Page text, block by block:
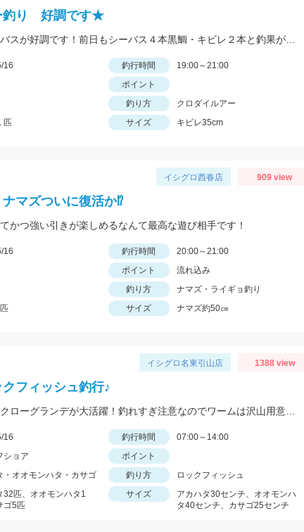
釣り 好調です★
16 釣行時間
19:00～21:00
ポイント
釣り方
クロダイルアー
匹 サイズ キビレ35cm
イシグロ西春店 909 view
マズついに復活か⁉
かつ強い引きが楽しめるなんて最高な遊び相手です！
16 釣行時間
20:00～21:00
ポイント
流れ込み
釣り方
ナマズ・ライギョ釣り
サイズ ナマズ約50㎝
イシグロ名東引山店 1388 view
フィッシュ釣行♪
16 釣行時間
07:00～14:00
ショア
ポイント
・オオモンハタ・カサゴ 釣り方
ロックフィッシュ
32匹、オオモンハタ1
ゴ5匹
サイズ
アカハタ30センチ、オオモンハ
タ40センチ、カサゴ25センチ